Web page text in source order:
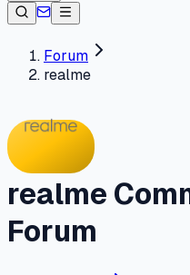
Forum
realme
realme
Forum